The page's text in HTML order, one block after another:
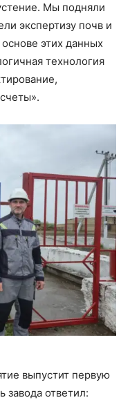
Мы подняли
экспертизу почв и
этих данных
технология
выпустит первую
завода ответил: